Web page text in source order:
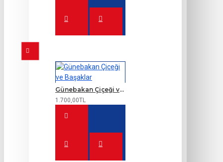
Günebakan Çiçeği ve Başaklar
1.700,00TL